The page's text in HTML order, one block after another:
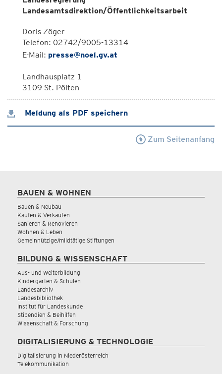
Landesamtsdirektion/Öffentlichkeitsarbeit
Doris Zöger
Telefon: 02742/9005-13314
E-Mail: presse@noel.gv.at
Landhausplatz 1
3109 St. Pölten
Meldung als PDF speichern
Zum Seitenanfang
BAUEN & WOHNEN
Bauen & Neubau
Kaufen & Verkaufen
Sanieren & Renovieren
Wohnen & Leben
Gemeinnützige/mildtätige Stiftungen
BILDUNG & WISSENSCHAFT
Aus- und Weiterbildung
Kindergärten & Schulen
Landesarchiv
Landesbibliothek
Institut für Landeskunde
Stipendien & Beihilfen
Wissenschaft & Forschung
DIGITALISIERUNG & TECHNOLOGIE
Digitalisierung in Niederösterreich
Telekommunikation